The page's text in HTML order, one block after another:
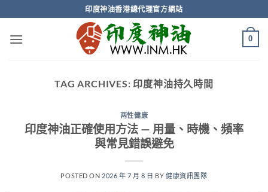
to
content
印度神油香港總代理官方網站
0
TAG ARCHIVES: 印度神油持久時間
两性健康
印度神油正確使用方法 — 用量、時機、頻率
與常見錯誤避免
POSTED ON 2026 年 7 月 8 日 BY健康資訊團隊